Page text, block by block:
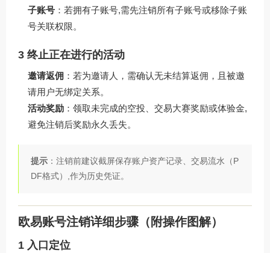
子账号 ：若拥有子账号,需先注销所有子账号或移除子账
号关联权限。
3 终止正在进行的活动
邀请返佣 ：若为邀请人，需确认无未结算返佣，且被邀
请用户无绑定关系。
活动奖励 ：领取未完成的空投、交易大赛奖励或体验金,
避免注销后奖励永久丢失。
提示 ：注销前建议截屏保存账户资产记录、交易流水（P
DF格式）,作为历史凭证。
欧易账号注销详细步骤（附操作图解）
1 入口定位